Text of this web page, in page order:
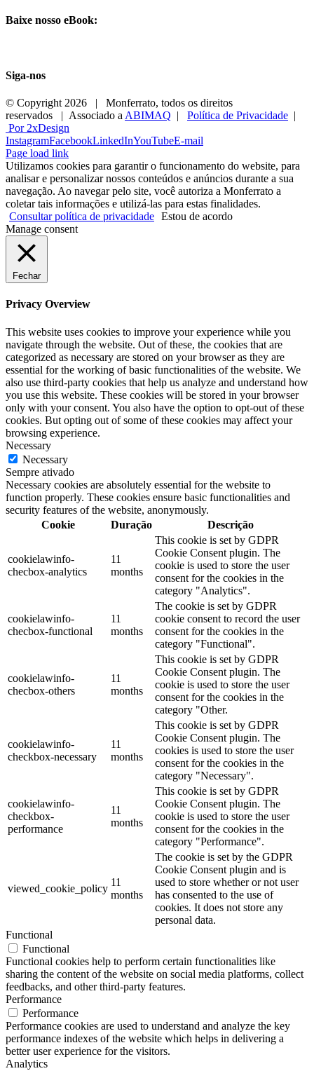
Baixe nosso eBook:
Siga-nos
© Copyright 2026 | Monferrato, todos os direitos
reservados | Associado a ABIMAQ | Política de Privacidade |
Por 2xDesign
InstagramFacebookLinkedInYouTubeE-mail
Page load link
Utilizamos cookies para garantir o funcionamento do website, para
analisar e personalizar nossos conteúdos e anúncios durante a sua
navegação. Ao navegar pelo site, você autoriza a Monferrato a
coletar tais informações e utilizá-las para estas finalidades.
Consultar política de privacidade Estou de acordo
Manage consent
Fechar
Privacy Overview
This website uses cookies to improve your experience while you
navigate through the website. Out of these, the cookies that are
categorized as necessary are stored on your browser as they are
essential for the working of basic functionalities of the website. We
also use third-party cookies that help us analyze and understand how
you use this website. These cookies will be stored in your browser
only with your consent. You also have the option to opt-out of these
cookies. But opting out of some of these cookies may affect your
browsing experience.
Necessary
Necessary
Sempre ativado
Necessary cookies are absolutely essential for the website to
function properly. These cookies ensure basic functionalities and
security features of the website, anonymously.
Cookie
Duração Descrição
cookielawinfo-
checbox-analytics
11
months
This cookie is set by GDPR
Cookie Consent plugin. The
cookie is used to store the user
consent for the cookies in the
category "Analytics".
cookielawinfo-
checbox-functional
11
months
The cookie is set by GDPR
cookie consent to record the user
consent for the cookies in the
category "Functional".
cookielawinfo-
checbox-others
11
months
This cookie is set by GDPR
Cookie Consent plugin. The
cookie is used to store the user
consent for the cookies in the
category "Other.
cookielawinfo-
checkbox-necessary
11
months
This cookie is set by GDPR
Cookie Consent plugin. The
cookies is used to store the user
consent for the cookies in the
category "Necessary".
cookielawinfo-
checkbox-
performance
11
months
This cookie is set by GDPR
Cookie Consent plugin. The
cookie is used to store the user
consent for the cookies in the
category "Performance".
viewed_cookie_policy
11
months
The cookie is set by the GDPR
Cookie Consent plugin and is
used to store whether or not user
has consented to the use of
cookies. It does not store any
personal data.
Functional
Functional
Functional cookies help to perform certain functionalities like
sharing the content of the website on social media platforms, collect
feedbacks, and other third-party features.
Performance
Performance
Performance cookies are used to understand and analyze the key
performance indexes of the website which helps in delivering a
better user experience for the visitors.
Analytics